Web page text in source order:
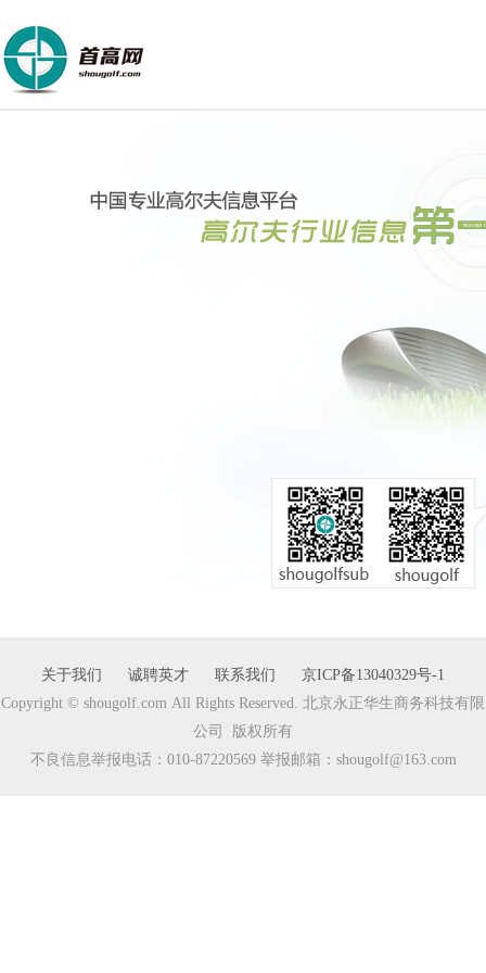
关于我们 诚聘英才 联系我们
京ICP备13040329号-1
Copyright © shougolf.com All Rights Reserved. 北京永正华生商务科技有限
公司 版权所有
不良信息举报电话：010-87220569 举报邮箱：shougolf@163.com